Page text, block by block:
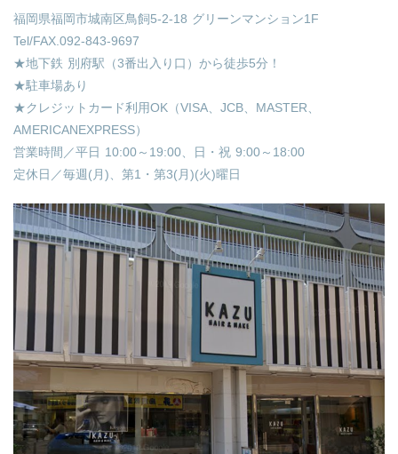
福岡県福岡市城南区鳥飼5-2-18 グリーンマンション1F
Tel/FAX.092-843-9697
★地下鉄 別府駅（3番出入り口）から徒歩5分！
★駐車場あり
★クレジットカード利用OK（VISA、JCB、MASTER、
AMERICANEXPRESS）
営業時間／平日 10:00～19:00、日・祝 9:00～18:00
定休日／毎週(月)、第1・第3(月)(火)曜日